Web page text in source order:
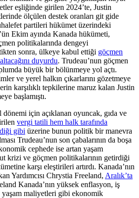
eşliğinde girilen 2024’te, Justin
ölçülen destek oranları git gide
partileri hükümet üzerindeki
Ekim ayında Kanada hükümeti,
politikalarında dengeyi
sonra, ülkeye kabul ettiği göçmen
duyurdu. Trudeau’nun göçmen
büyük bir bölünmeye yol açtı.
ve yerel halkın çıkarlarını gözetmeye
karşılıklı tepkilerine maruz kalan Justin
başlamıştı.
için açıklanan oyuncak, gıda ve
vergi tatili hem halk tarafında
gibi üzerine bunun politik bir manevra
Trudeau’nun son çabalarının da boşa
cephede ise artan yaşam
krizi ve göçmen politikalarının getirdiği
karşı eleştirileri artırdı. Kanada’nın
Yardımcısı Chrystia Freeland, Aralık’ta
Kanada’nın yüksek enflasyon, iş
maliyetleri gibi ekonomik